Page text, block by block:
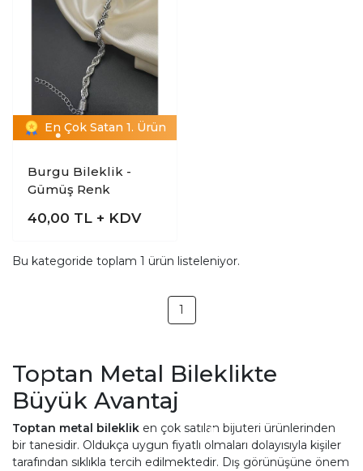
En Çok Satan 1. Ürün
Burgu Bileklik -
Gümüş Renk
40,00 TL + KDV
Bu kategoride toplam 1 ürün listeleniyor.
1
Toptan Metal Bileklikte
Büyük Avantaj
Toptan metal bileklik en çok satılan bijuteri ürünlerinden
bir tanesidir. Oldukça uygun fiyatlı olmaları dolayısıyla kişiler
tarafından sıklıkla tercih edilmektedir. Dış görünüşüne önem